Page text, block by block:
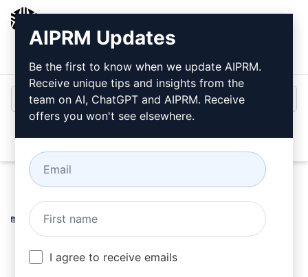
Inicio de sesión
Home / Ayudas AI
Plan Prompts
Estudio de Unidad
ThereseMiller
June 30, 2023
460
0 265
AIPRM Updates
Be the first to know when we update AIPRM.
Receive unique tips and insights from the
team on AI, ChatGPT and AIPRM. Receive
offers you won't see elsewhere.
I agree to receive emails